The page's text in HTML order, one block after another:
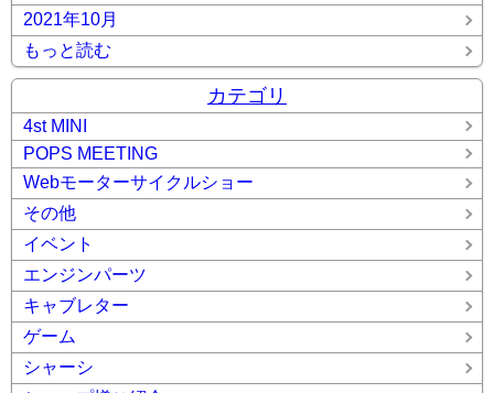
2021年10月
もっと読む
カテゴリ
4st MINI
POPS MEETING
Webモーターサイクルショー
その他
イベント
エンジンパーツ
キャブレター
ゲーム
シャーシ